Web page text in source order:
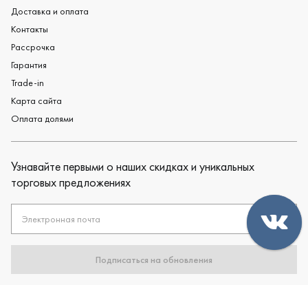
Доставка и оплата
Контакты
Рассрочка
Гарантия
Trade-in
Карта сайта
Оплата долями
Узнавайте первыми о наших скидках и уникальных
торговых предложениях
Электронная почта
Подписаться на обновления